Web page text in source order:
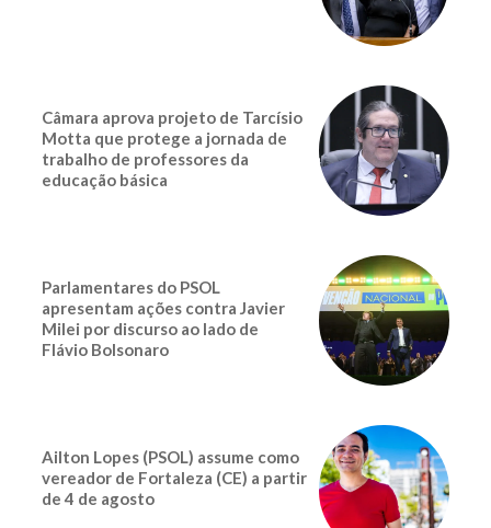
Câmara aprova projeto de Tarcísio
Motta que protege a jornada de
trabalho de professores da
educação básica
Parlamentares do PSOL
apresentam ações contra Javier
Milei por discurso ao lado de
Flávio Bolsonaro
Ailton Lopes (PSOL) assume como
vereador de Fortaleza (CE) a partir
de 4 de agosto